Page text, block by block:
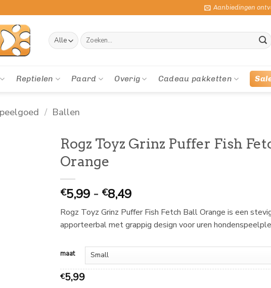
Aanbiedingen
Zoeken
naar:
Reptielen Paard Overig Cadeau pakketten
/ Ballen
Rogz Toyz Grinz Puffer Fish
Orange
€5,99 - €8,49Prijsklasse:
€
5,99
tot
Rogz Toyz Grinz Puffer Fish Fetch Ball Orange is een
apporteerbal met grappig design voor uren
maat
€5,99